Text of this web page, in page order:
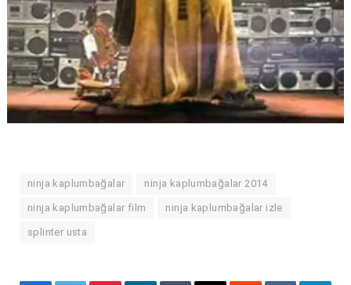
ninja kaplumbağalar ninja kaplumbağalar 2014
ninja kaplumbağalar film ninja kaplumbağalar izle
splinter usta